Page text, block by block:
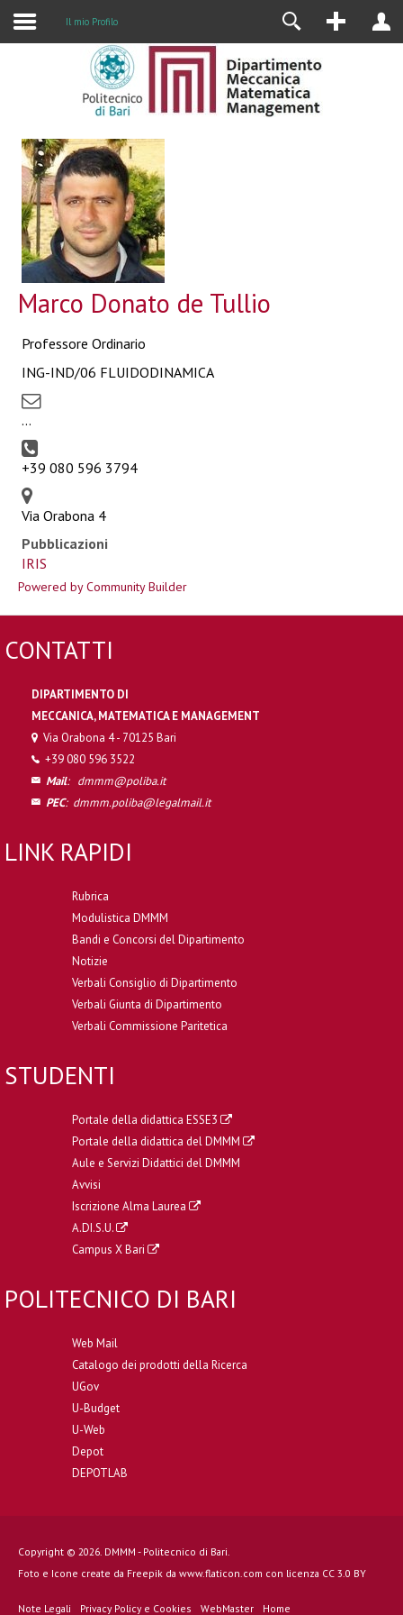
Il mio Profilo
Marco Donato de Tullio
Professore Ordinario
ING-IND/06 FLUIDODINAMICA
...
+39 080 596 3794
Via Orabona 4
Pubblicazioni
IRIS
Powered by Community Builder
CONTATTI
DIPARTIMENTO DI
MECCANICA, MATEMATICA E MANAGEMENT
Via Orabona 4 - 70125 Bari
+39 080 596 3522
Mail: dmmm@poliba.it
PEC: dmmm.poliba@legalmail.it
LINK RAPIDI
Rubrica
Modulistica DMMM
Bandi e Concorsi del Dipartimento
Notizie
Verbali Consiglio di Dipartimento
Verbali Giunta di Dipartimento
Verbali Commissione Paritetica
STUDENTI
Portale della didattica ESSE3
Portale della didattica del DMMM
Aule e Servizi Didattici del DMMM
Avvisi
Iscrizione Alma Laurea
A.DI.S.U.
Campus X Bari
POLITECNICO DI BARI
Web Mail
Catalogo dei prodotti della Ricerca
UGov
U-Budget
U-Web
Depot
DEPOTLAB
Copyright © 2026. DMMM - Politecnico di Bari.
Foto e Icone create da Freepik da www.flaticon.com con licenza CC 3.0 BY
Note Legali Privacy Policy e Cookies WebMaster Home